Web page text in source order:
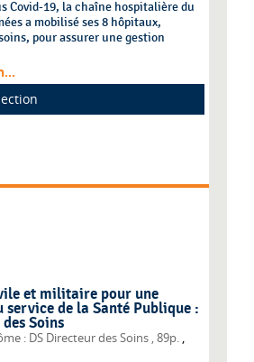
Covid-19, la chaîne hospitalière du
a mobilisé ses 8 hôpitaux,
pour assurer une gestion
et militaire pour une
de la Santé Publique :
Soins
: DS Directeur des Soins , 89p. ,